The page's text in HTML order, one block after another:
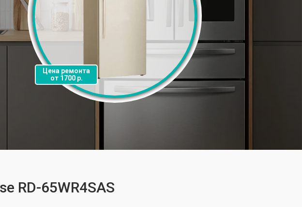
Цена ремонта
от 1700 р.
RD-65WR4SAS